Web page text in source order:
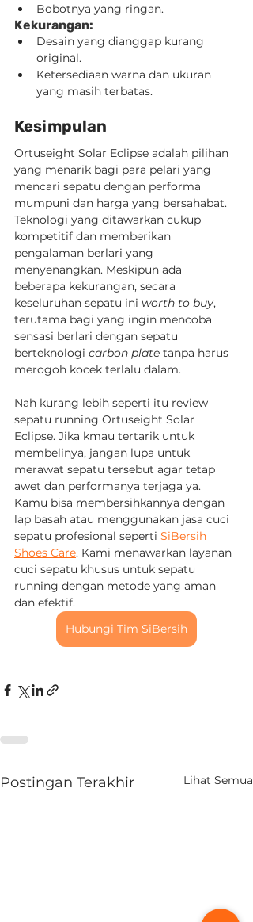
Bobotnya yang ringan.
Kekurangan:
Desain yang dianggap kurang
original.
Ketersediaan warna dan ukuran
yang masih terbatas.
Kesimpulan
Ortuseight Solar Eclipse adalah pilihan
yang menarik bagi para pelari yang
mencari sepatu dengan performa
mumpuni dan harga yang bersahabat.
Teknologi yang ditawarkan cukup
kompetitif dan memberikan
pengalaman berlari yang
menyenangkan. Meskipun ada
beberapa kekurangan, secara
keseluruhan sepatu ini worth to buy,
terutama bagi yang ingin mencoba
sensasi berlari dengan sepatu
berteknologi carbon plate tanpa harus
merogoh kocek terlalu dalam.
Nah kurang lebih seperti itu review
sepatu running Ortuseight Solar
Eclipse. Jika kmau tertarik untuk
membelinya, jangan lupa untuk
merawat sepatu tersebut agar tetap
awet dan performanya terjaga ya.
Kamu bisa membersihkannya dengan
lap basah atau menggunakan jasa cuci
sepatu profesional seperti SiBersih
Shoes Care. Kami menawarkan layanan
cuci sepatu khusus untuk sepatu
running dengan metode yang aman
dan efektif.
Hubungi Tim SiBersih
Postingan Terakhir Lihat Semua